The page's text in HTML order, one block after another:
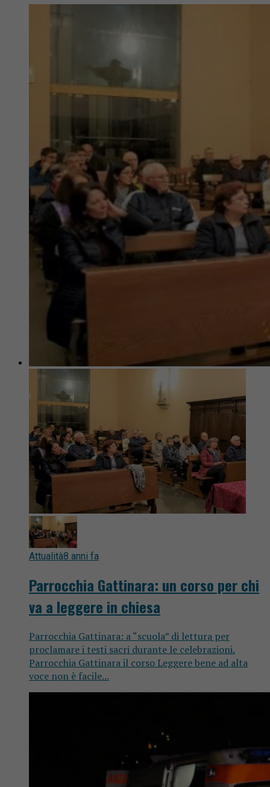
Attualità8 anni fa
Parrocchia Gattinara: un corso per chi
va a leggere in chiesa
Parrocchia Gattinara: a “scuola” di lettura per
proclamare i testi sacri durante le celebrazioni.
Parrocchia Gattinara il corso Leggere bene ad alta
voce non è facile...